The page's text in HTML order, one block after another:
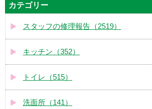
カテゴリー
スタッフの修理報告（2519）
キッチン（352）
トイレ（515）
洗面所（141）